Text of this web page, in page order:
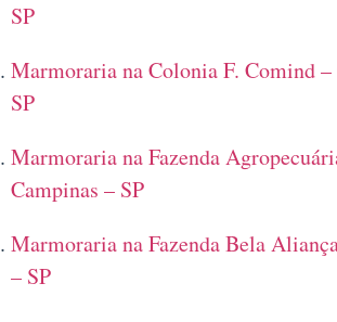
SP
Marmoraria na Colonia F. Comind –
SP
Marmoraria na Fazenda
Campinas – SP
Marmoraria na Fazenda Bela
– SP